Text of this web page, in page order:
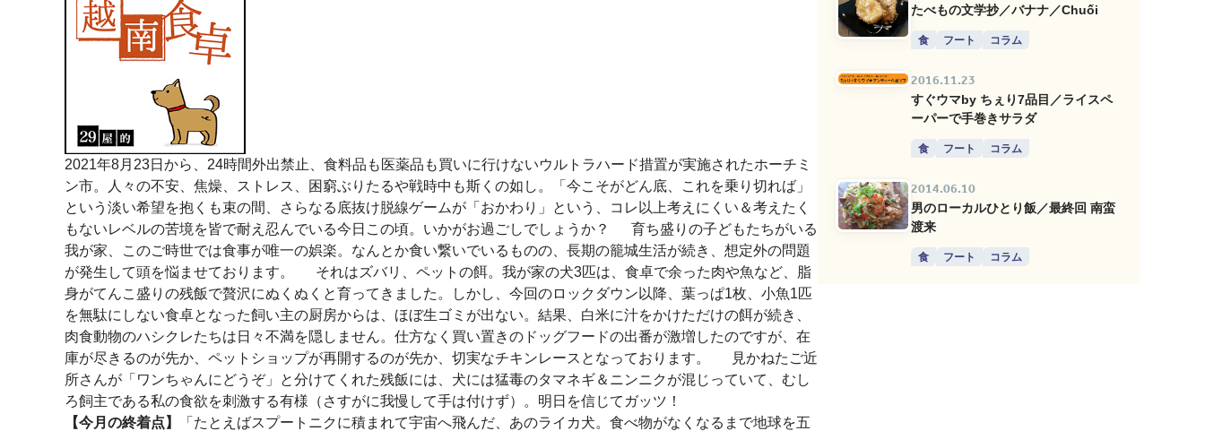
2021年8月23日から、24時間外出禁止、食料品も医薬品も買いに行けないウルトラハード措置が実施されたホーチミ
ン市。人々の不安、焦燥、ストレス、困窮ぶりたるや戦時中も斯くの如し。「今こそがどん底、これを乗り切れば」
という淡い希望を抱くも束の間、さらなる底抜け脱線ゲームが「おかわり」という、コレ以上考えにくい＆考えたく
もないレベルの苦境を皆で耐え忍んでいる今日この頃。いかがお過ごしでしょうか？ 育ち盛りの子どもたちがいる
我が家、このご時世では食事が唯一の娯楽。なんとか食い繋いでいるものの、長期の籠城生活が続き、想定外の問題
が発生して頭を悩ませております。 それはズバリ、ペットの餌。我が家の犬3匹は、食卓で余った肉や魚など、脂
身がてんこ盛りの残飯で贅沢にぬくぬくと育ってきました。しかし、今回のロックダウン以降、葉っぱ1枚、小魚1匹
を無駄にしない食卓となった飼い主の厨房からは、ほぼ生ゴミが出ない。結果、白米に汁をかけただけの餌が続き、
肉食動物のハシクレたちは日々不満を隠しません。仕方なく買い置きのドッグフードの出番が激増したのですが、在
庫が尽きるのが先か、ペットショップが再開するのが先か、切実なチキンレースとなっております。 見かねたご近
所さんが「ワンちゃんにどうぞ」と分けてくれた残飯には、犬には猛毒のタマネギ＆ニンニクが混じっていて、むし
ろ飼主である私の食欲を刺激する有様（さすがに我慢して手は付けず）。明日を信じてガッツ！
【今月の終着点】
「たとえばスプートニクに積まれて宇宙へ飛んだ、あのライカ犬。食べ物がなくなるまで地球を五
たべもの文学抄／バナナ／Chuối
食 フート コラム
2016.11.23
すぐウマby ちぇり7品目／ライスペ
ーパーで手巻きサラダ
食 フート コラム
2014.06.10
男のローカルひとり飯／最終回 南蛮
渡来
食 フート コラム